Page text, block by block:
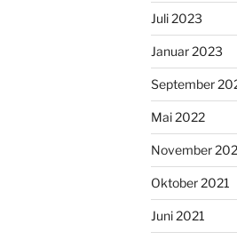
Juli 2023
Januar 2023
September
Mai 2022
November
Oktober 2021
Juni 2021